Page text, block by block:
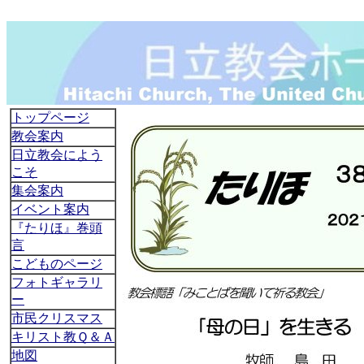
トップページ
教会案内
日立教会によう
こそ
集会案内
イベント案内
『たりほ』巻頭
言
こどものページ
フォトギャラリ
ー
市民クリスマス
キリスト教Ｑ＆Ａ
地図